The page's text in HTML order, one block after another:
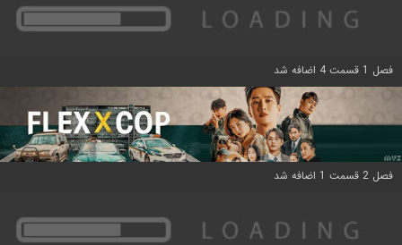
فصل 1 قسمت 4 اضافه شد
فصل 2 قسمت 1 اضافه شد